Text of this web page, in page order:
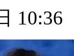
10:36